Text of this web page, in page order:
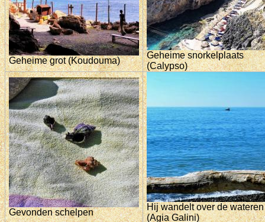
Geheime grot (Koudouma)
Geheime snorkelplaats
(Calypso)
Gevonden schelpen
Hij wandelt over de wateren
(Agia Galini)